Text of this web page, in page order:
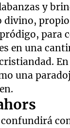
y
para
en una
una
confundirá